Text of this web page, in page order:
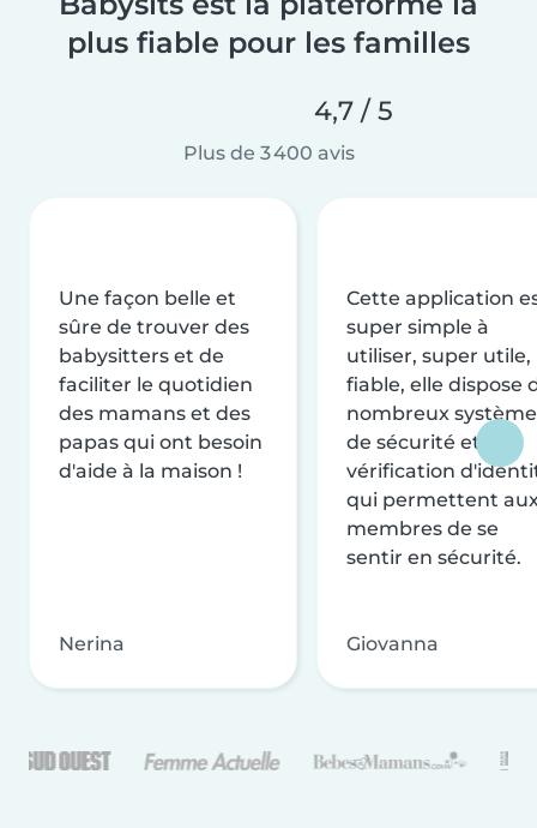
plus fiable pour les familles
4,7 / 5
Plus de 3 400 avis
Une façon belle et
sûre de trouver des
babysitters et de
faciliter le quotidien
des mamans et des
papas qui ont besoin
d'aide à la maison !
Nerina
Cette application
super simple à
utiliser, super utile,
fiable, elle dispose
nombreux
de sécurité et de
vérification
qui permettent
membres de se
sentir en sécurité.
Giovanna